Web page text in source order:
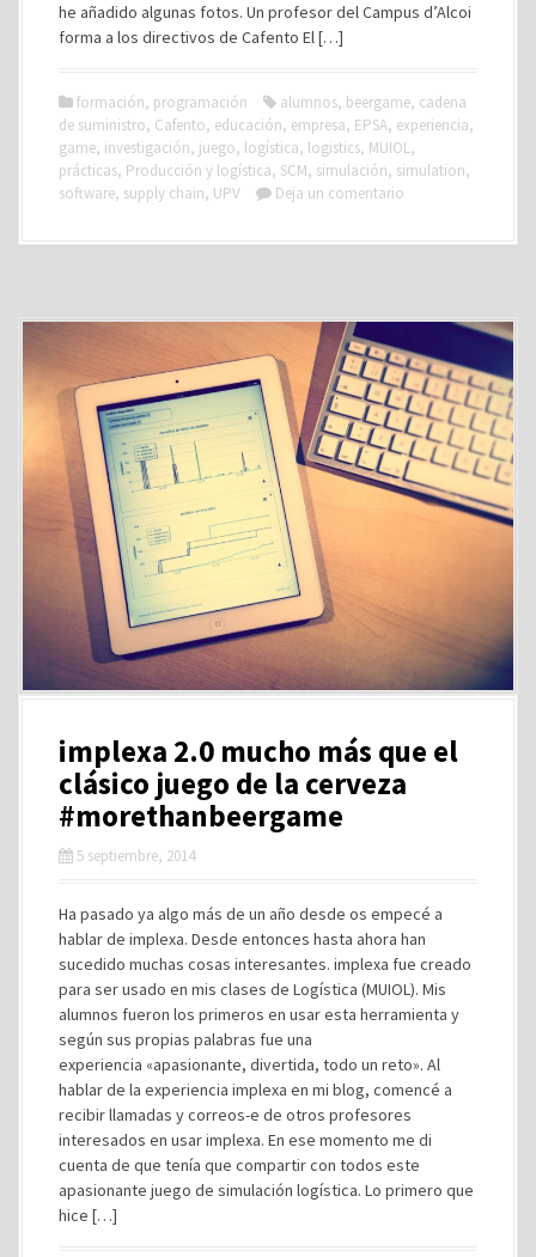
he añadido algunas fotos. Un profesor del Campus d’Alcoi
forma a los directivos de Cafento El […]
formación, programación alumnos, beergame, cadena
de suministro, Cafento, educación, empresa, EPSA, experiencia,
game, investigación, juego, logística, logistics, MUIOL,
prácticas, Producción y logística, SCM, simulación, simulation,
software, supply chain, UPV Deja un comentario
implexa 2.0 mucho más que el
clásico juego de la cerveza
#morethanbeergame
5 septiembre, 2014
Ha pasado ya algo más de un año desde os empecé a
hablar de implexa. Desde entonces hasta ahora han
sucedido muchas cosas interesantes. implexa fue creado
para ser usado en mis clases de Logística (MUIOL). Mis
alumnos fueron los primeros en usar esta herramienta y
según sus propias palabras fue una
experiencia «apasionante, divertida, todo un reto». Al
hablar de la experiencia implexa en mi blog, comencé a
recibir llamadas y correos-e de otros profesores
interesados en usar implexa. En ese momento me di
cuenta de que tenía que compartir con todos este
apasionante juego de simulación logística. Lo primero que
hice […]